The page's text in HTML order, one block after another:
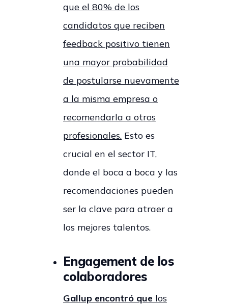
que el 80% de los
candidatos que reciben
feedback positivo tienen
una mayor probabilidad
de postularse nuevamente
a la misma empresa o
recomendarla a otros
profesionales. Esto es
crucial en el sector IT,
donde el boca a boca y las
recomendaciones pueden
ser la clave para atraer a
los mejores talentos.
Engagement de los
colaboradores
Gallup encontró que los